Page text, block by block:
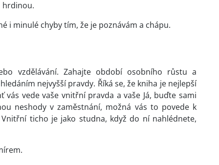
hrdinou.
i minulé chyby tím, že je poznávám a chápu.
vzdělávání. Zahajte období osobního růstu a
nejvyšší pravdy. Říká se, že kniha je nejlepší
vede vaše vnitřní pravda a vaše Já, buďte sami
neshody v zaměstnání, možná vás to povede k
ticho je jako studna, když do ní nahlédnete,